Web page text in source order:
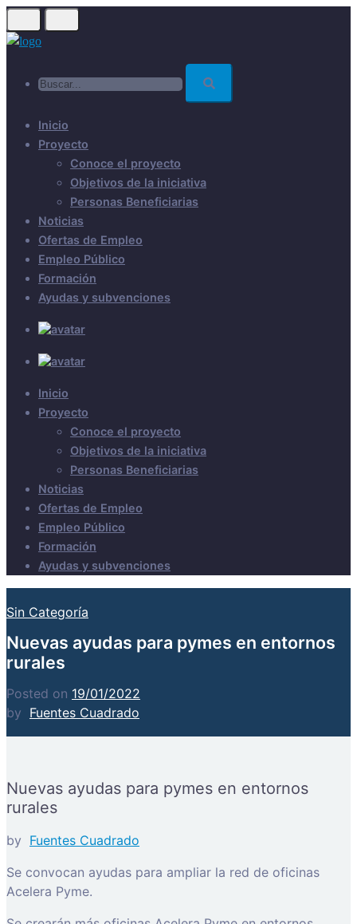
Skip
to
Inicio
Proyecto
Conoce el proyecto
Objetivos de la iniciativa
Personas Beneficiarias
Noticias
Ofertas de Empleo
Empleo Público
Formación
Ayudas y subvenciones
Inicio
Proyecto
Conoce el proyecto
Objetivos de la iniciativa
Personas Beneficiarias
Noticias
Ofertas de Empleo
Empleo Público
Formación
Ayudas y subvenciones
Sin Categoría
Nuevas ayudas para pymes en entornos
rurales
Posted on 19/01/2022
by Fuentes Cuadrado
Nuevas ayudas para pymes en entornos
rurales
by Fuentes Cuadrado
Se convocan ayudas para ampliar la red de oficinas
Acelera Pyme.